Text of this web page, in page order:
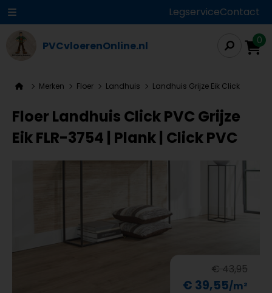
LegserviceContact
PVCvloerenOnline.nl 0
Merken Floer Landhuis Landhuis Grijze Eik Click
Floer Landhuis Click PVC Grijze
Eik FLR-3754 | Plank | Click PVC
€ 43,95
€ 39,55